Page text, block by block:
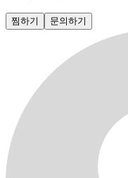
찜하기 문의하기